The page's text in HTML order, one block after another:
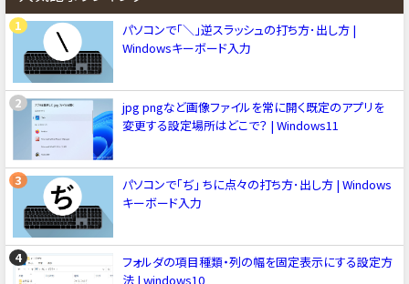
パソコンで「＼」逆スラッシュの打ち方･出し方 |
Windowsキーボード入力
jpg pngなど画像ファイルを常に開く既定のアプリを
変更する設定場所はどこで？ | Windows11
パソコンで「ぢ」 ちに点々の打ち方･出し方 | Windows
キーボード入力
フォルダの項目種類・列の幅を固定表示にする設定方
法 | windows10